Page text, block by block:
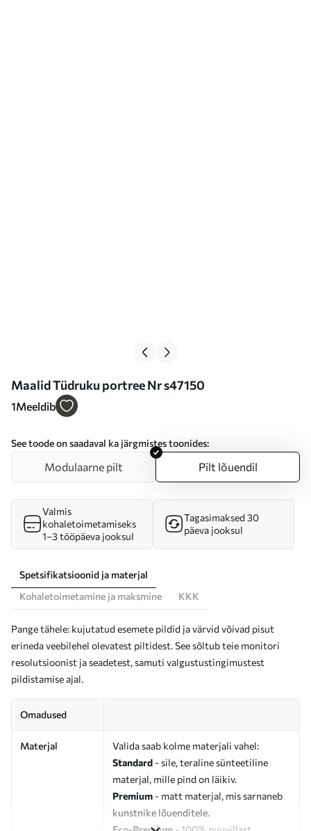
Maalid Tüdruku portree Nr s47150
1Meeldib
See toode on saadaval ka järgmistes toonides:
Modulaarne pilt Pilt lõuendil
Valmis
kohaletoimetamiseks
1–3 tööpäeva jooksul
Tagasimaksed 30
päeva jooksul
Spetsifikatsioonid ja materjal
Kohaletoimetamine ja maksmine
KKK
Pange tähele: kujutatud esemete pildid ja värvid võivad pisut
erineda veebilehel olevatest piltidest. See sõltub teie monitori
resolutsioonist ja seadetest, samuti valgustustingimustest
pildistamise ajal.
Omadused
Materjal
Valida saab kolme materjali vahel:
Standard - sile, teraline sünteetiline
materjal, mille pind on läikiv.
Premium - matt materjal, mis sarnaneb
kunstnike lõuenditele.